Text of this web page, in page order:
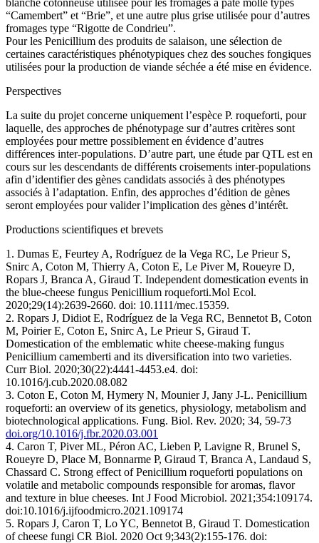
“Camembert” et “Brie”, et une autre plus grise utilisée pour d’autres
fromages type “Rigotte de Condrieu”.
Pour les Penicillium des produits de salaison, une sélection de
certaines caractéristiques phénotypiques chez des souches fongiques
utilisées pour la production de viande séchée a été mise en évidence.
Perspectives
La suite du projet concerne uniquement l’espèce P. roqueforti, pour
laquelle, des approches de phénotypage sur d’autres critères sont
employées pour mettre possiblement en évidence d’autres
différences inter-populations. D’autre part, une étude par QTL est en
cours sur les descendants de différents croisements inter-populations
afin d’identifier des gènes candidats associés à des phénotypes
associés à l’adaptation. Enfin, des approches d’édition de gènes
seront employées pour valider l’implication des gènes d’intérêt.
Productions scientifiques et brevets
1. Dumas E, Feurtey A, Rodríguez de la Vega RC, Le Prieur S,
Snirc A, Coton M, Thierry A, Coton E, Le Piver M, Roueyre D,
Ropars J, Branca A, Giraud T. Independent domestication events in
the blue-cheese fungus Penicillium roqueforti.Mol Ecol.
2020;29(14):2639-2660. doi: 10.1111/mec.15359.
2. Ropars J, Didiot E, Rodríguez de la Vega RC, Bennetot B, Coton
M, Poirier E, Coton E, Snirc A, Le Prieur S, Giraud T.
Domestication of the emblematic white cheese-making fungus
Penicillium camemberti and its diversification into two varieties.
Curr Biol. 2020;30(22):4441-4453.e4. doi:
10.1016/j.cub.2020.08.082
3. Coton E, Coton M, Hymery N, Mounier J, Jany J-L. Penicillium
roqueforti: an overview of its genetics, physiology, metabolism and
biotechnological applications. Fung. Biol. Rev. 2020; 34, 59-73
doi.org/10.1016/j.fbr.2020.03.001
4. Caron T, Piver ML, Péron AC, Lieben P, Lavigne R, Brunel S,
Roueyre D, Place M, Bonnarme P, Giraud T, Branca A, Landaud S,
Chassard C. Strong effect of Penicillium roqueforti populations on
volatile and metabolic compounds responsible for aromas, flavor
and texture in blue cheeses. Int J Food Microbiol. 2021;354:109174.
doi:10.1016/j.ijfoodmicro.2021.109174
5. Ropars J, Caron T, Lo YC, Bennetot B, Giraud T. Domestication
of cheese fungi CR Biol. 2020 Oct 9;343(2):155-176. doi: